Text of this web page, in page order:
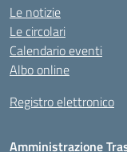
Le notizie
Le circolari
Calendario eventi
Albo online
Registro elettronico
Amministrazione